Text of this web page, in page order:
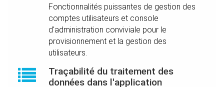
Fonctionnalités puissantes de gestion des
comptes utilisateurs et console
d'administration conviviale pour le
provisionnement et la gestion des
utilisateurs.
Traçabilité du traitement des
données dans l'application